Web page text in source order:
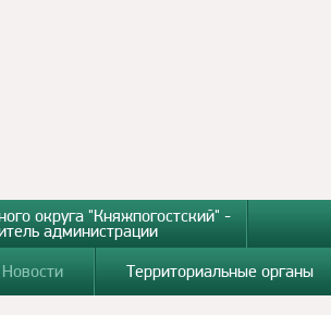
округа "Княжпогостский" -
администрации
Новости Территориальные органы